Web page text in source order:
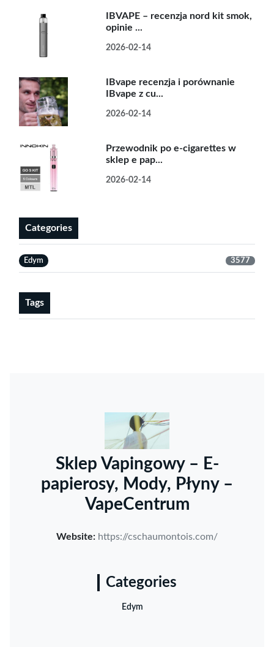
IBVAPE – recenzja nord kit smok,
opinie ...
2026-02-14
IBvape recenzja i porównanie
IBvape z cu...
2026-02-14
Przewodnik po e-cigarettes w
sklep e pap...
2026-02-14
Categories
Edym 3577
Tags
Sklep Vapingowy – E-
papierosy, Mody, Płyny –
VapeCentrum
Website: https://cschaumontois.com/
Categories
Edym